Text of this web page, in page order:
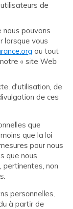
de
pouvons
lorsque vous
ou tout
« site Web
d'utilisation, de
de ces
que
que la loi
pour nous
que nous
pertinentes, non
personnelles,
à partir de